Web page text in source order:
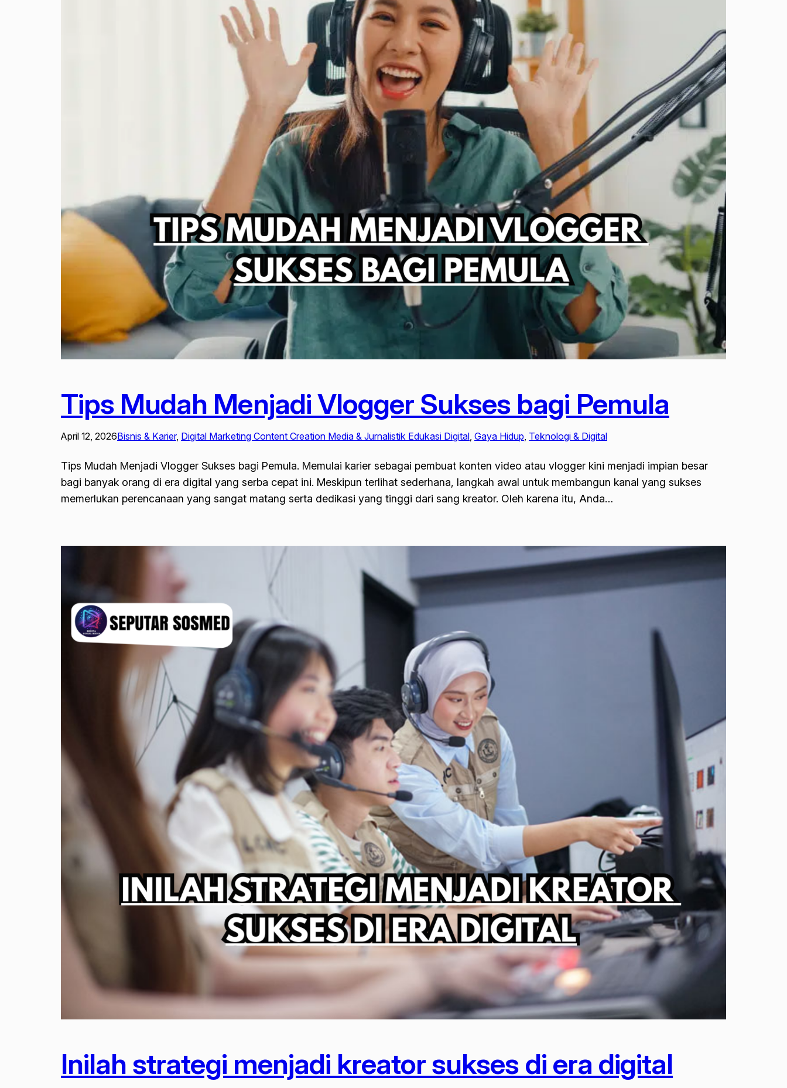
Tips Mudah Menjadi Vlogger Sukses bagi Pemula
April 12, 2026Bisnis & Karier, Digital Marketing Content Creation Media & Jurnalistik Edukasi Digital, Gaya Hidup, Teknologi & Digital
Tips Mudah Menjadi Vlogger Sukses bagi Pemula. Memulai karier sebagai pembuat konten video atau vlogger kini menjadi impian besar
bagi banyak orang di era digital yang serba cepat ini. Meskipun terlihat sederhana, langkah awal untuk membangun kanal yang sukses
memerlukan perencanaan yang sangat matang serta dedikasi yang tinggi dari sang kreator. Oleh karena itu, Anda…
Inilah strategi menjadi kreator sukses di era digital